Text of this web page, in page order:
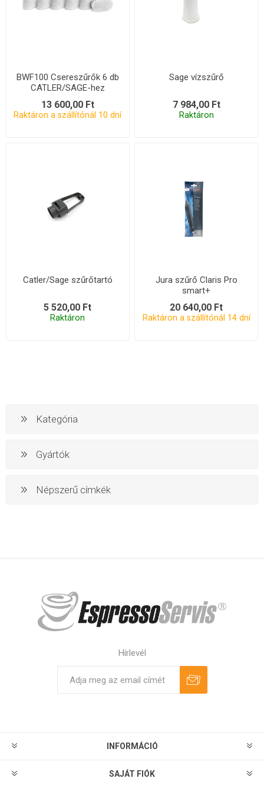
BWF100 Csereszűrők 6 db
CATLER/SAGE-hez
13 600,00 Ft
Raktáron a szállítónál 10 dní
Sage vízszűrő
7 984,00 Ft
Raktáron
Catler/Sage szűrőtartó
5 520,00 Ft
Raktáron
Jura szűrő Claris Pro
smart+
20 640,00 Ft
Raktáron a szállítónál 14 dní
Kategória
Gyártók
Népszerű címkék
Hírlevél
INFORMÁCIÓ
SAJÁT FIÓK